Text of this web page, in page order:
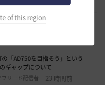
of this region
21 時間前
険者の船舶搭乗防止」設定が毎
の「AD750を目指そう」という
ギャップについて
リード配信者 23 時間前